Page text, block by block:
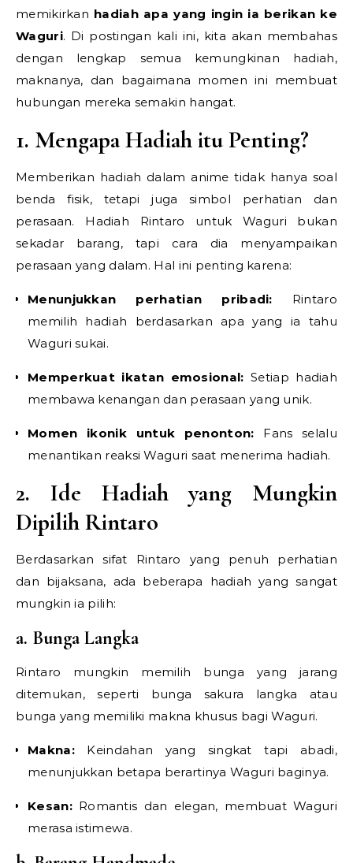
memikirkan hadiah apa yang ingin ia berikan ke
Waguri. Di postingan kali ini, kita akan membahas
dengan lengkap semua kemungkinan hadiah,
maknanya, dan bagaimana momen ini membuat
hubungan mereka semakin hangat.
1. Mengapa Hadiah itu Penting?
Memberikan hadiah dalam anime tidak hanya soal
benda fisik, tetapi juga simbol perhatian dan
perasaan. Hadiah Rintaro untuk Waguri bukan
sekadar barang, tapi cara dia menyampaikan
perasaan yang dalam. Hal ini penting karena:
Menunjukkan perhatian pribadi: Rintaro
memilih hadiah berdasarkan apa yang ia tahu
Waguri sukai.
Memperkuat ikatan emosional: Setiap hadiah
membawa kenangan dan perasaan yang unik.
Momen ikonik untuk penonton: Fans selalu
menantikan reaksi Waguri saat menerima hadiah.
2. Ide Hadiah yang Mungkin
Dipilih Rintaro
Berdasarkan sifat Rintaro yang penuh perhatian
dan bijaksana, ada beberapa hadiah yang sangat
mungkin ia pilih:
a. Bunga Langka
Rintaro mungkin memilih bunga yang jarang
ditemukan, seperti bunga sakura langka atau
bunga yang memiliki makna khusus bagi Waguri.
Makna:Keindahan yang singkat tapi abadi,
menunjukkan betapa berartinya Waguri baginya.
Kesan:Romantis dan elegan, membuat Waguri
merasa istimewa.